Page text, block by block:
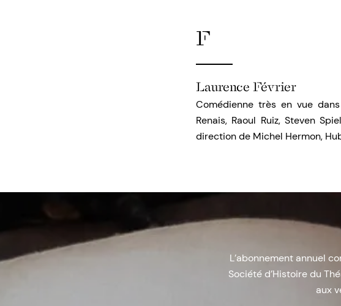
F
Laurence Février
Comédienne très en vue
Renais, Raoul Ruiz, Steven
direction de Michel Hermon,
L’abonnement annuel
Société d’Histoire du
aux